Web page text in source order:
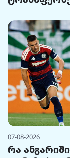
07-08-2026
რა